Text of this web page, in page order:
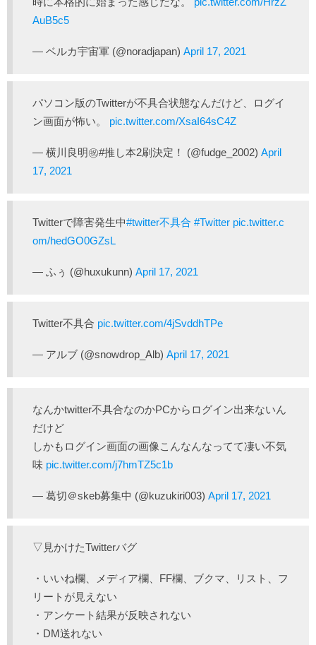
AuB5c5
— ベルカ宇宙軍 (@noradjapan) April 17, 2021
パソコン版のTwitterが不具合状態なんだけど、ログイ
ン画面が怖い。 pic.twitter.com/XsaI64sC4Z
— 横川良明㊗️#推し本2刷決定！ (@fudge_2002) April
17, 2021
Twitterで障害発生中#twitter不具合 #Twitter pic.twitter.c
om/hedGO0GZsL
— ふぅ (@huxukunn) April 17, 2021
Twitter不具合 pic.twitter.com/4jSvddhTPe
— アルブ (@snowdrop_Alb) April 17, 2021
なんかtwitter不具合なのかPCからログイン出来ないん
だけど
しかもログイン画面の画像こんなんなってて凄い不気
味 pic.twitter.com/j7hmTZ5c1b
— 葛切＠skeb募集中 (@kuzukiri003) April 17, 2021
▽見かけたTwitterバグ
・いいね欄、メディア欄、FF欄、ブクマ、リスト、フ
リートが見えない
・アンケート結果が反映されない
・DM送れない